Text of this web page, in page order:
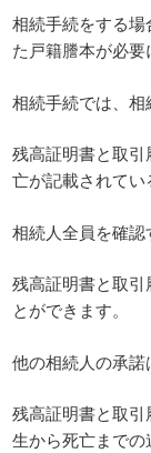
相続手続をする
た戸籍謄本が必要
相続手続では、相
残高証明書と取
亡が記載されてい
相続人全員を確認
残高証明書と取
とができます。
他の相続人の承諾
残高証明書と取
生から死亡までの